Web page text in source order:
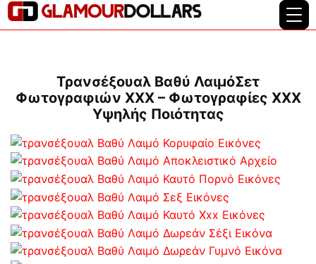
Τρανσέξουαλ Βαθύ ΛαιμόΣετ
Φωτογραφιών XXX – Φωτογραφίες XXX
Υψηλής Ποιότητας